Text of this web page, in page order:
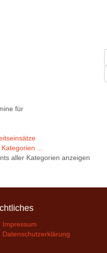
für
...
aller Kategorien anzeigen
Impressum
Datenschutzerklärung